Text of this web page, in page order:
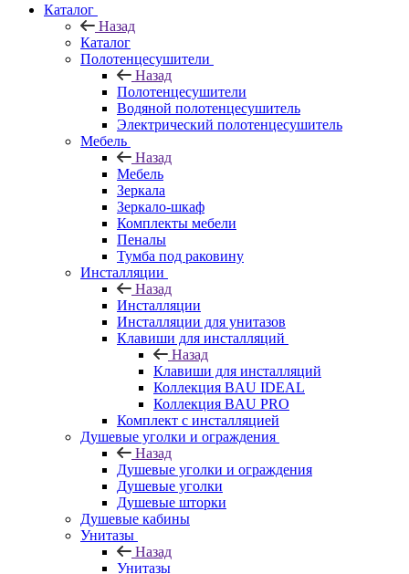
Каталог
Назад
Каталог
Полотенцесушители
Назад
Полотенцесушители
Водяной полотенцесушитель
Электрический полотенцесушитель
Мебель
Назад
Мебель
Зеркала
Зеркало-шкаф
Комплекты мебели
Пеналы
Тумба под раковину
Инсталляции
Назад
Инсталляции
Инсталляции для унитазов
Клавиши для инсталляций
Назад
Клавиши для инсталляций
Коллекция BAU IDEAL
Коллекция BAU PRO
Комплект с инсталляцией
Душевые уголки и ограждения
Назад
Душевые уголки и ограждения
Душевые уголки
Душевые шторки
Душевые кабины
Унитазы
Назад
Унитазы